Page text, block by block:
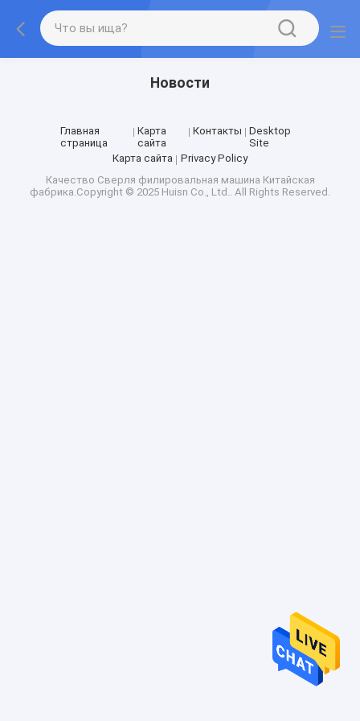
Новости
Главная
страница
Карта
сайта
Контакты
Desktop
Site
Карта сайта
Privacy Policy
Качество Сверля филировальная машина Китайская
фабрика.Copyright © 2025 Huisn Co., Ltd.. All Rights Reserved.